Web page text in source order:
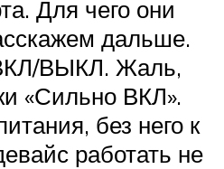
Для чего они
дальше.
ВЫКЛ. Жаль,
«Сильно ВКЛ».
без него к
работать не